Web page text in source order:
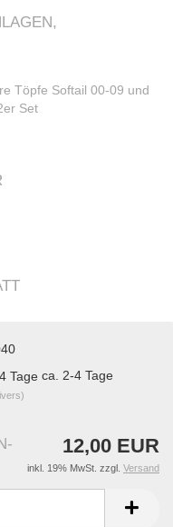
ca. 2-4 Tage
12,00 EUR
inkl. 19% MwSt. zzgl. Versand